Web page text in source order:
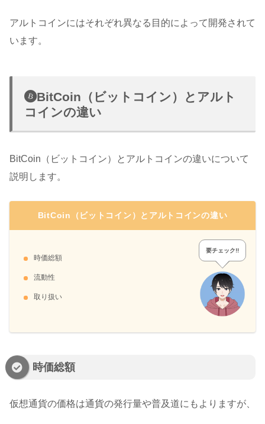
アルトコインにはそれぞれ異なる目的によって開発されて
います。
BitCoin（ビットコイン）とアルト
コインの違い
BitCoin（ビットコイン）とアルトコインの違いについて
説明します。
BitCoin（ビットコイン）とアルトコインの違い
時価総額
流動性
取り扱い
要チェック!!
時価総額
仮想通貨の価格は通貨の発行量や普及道にもよりますが、